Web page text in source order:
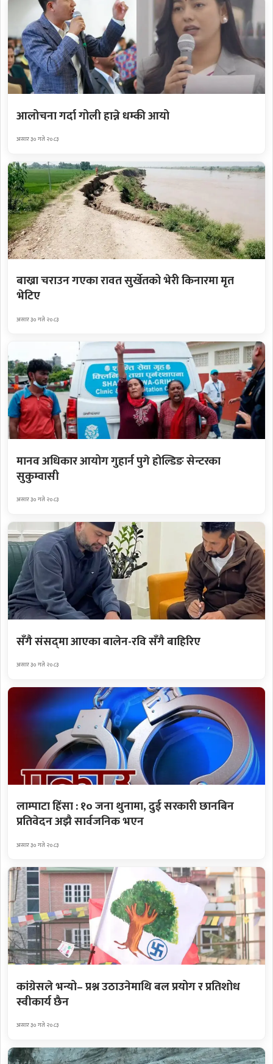
आलोचना गर्दा गोली हान्ने धम्की आयो
असार ३० गते २०८३
बाख्रा चराउन गएका रावत सुर्खेतको भेरी किनारमा मृत
भेटिए
असार ३० गते २०८३
मानव अधिकार आयोग गुहार्न पुगे होल्डिङ सेन्टरका
सुकुम्वासी
असार ३० गते २०८३
सँगै संसद्‌मा आएका बालेन-रवि सँगै बाहिरिए
असार ३० गते २०८३
लाम्पाटा हिंसा : १० जना थुनामा, दुई सरकारी छानबिन
प्रतिवेदन अझै सार्वजनिक भएन
असार ३० गते २०८३
कांग्रेसले भन्यो– प्रश्न उठाउनेमाथि बल प्रयोग र प्रतिशोध
स्वीकार्य छैन
असार ३० गते २०८३